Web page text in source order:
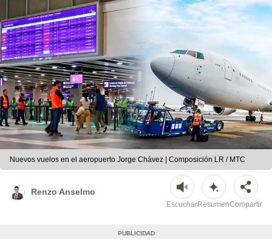
Nuevos vuelos en el aeropuerto Jorge Chávez | Composición LR / MTC
Renzo Anselmo
EscucharResumenCompartir